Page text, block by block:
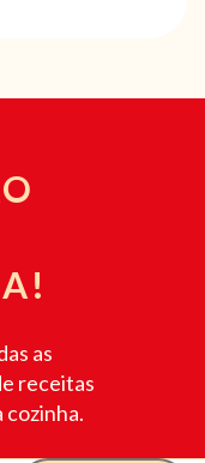
as
receitas
cozinha.